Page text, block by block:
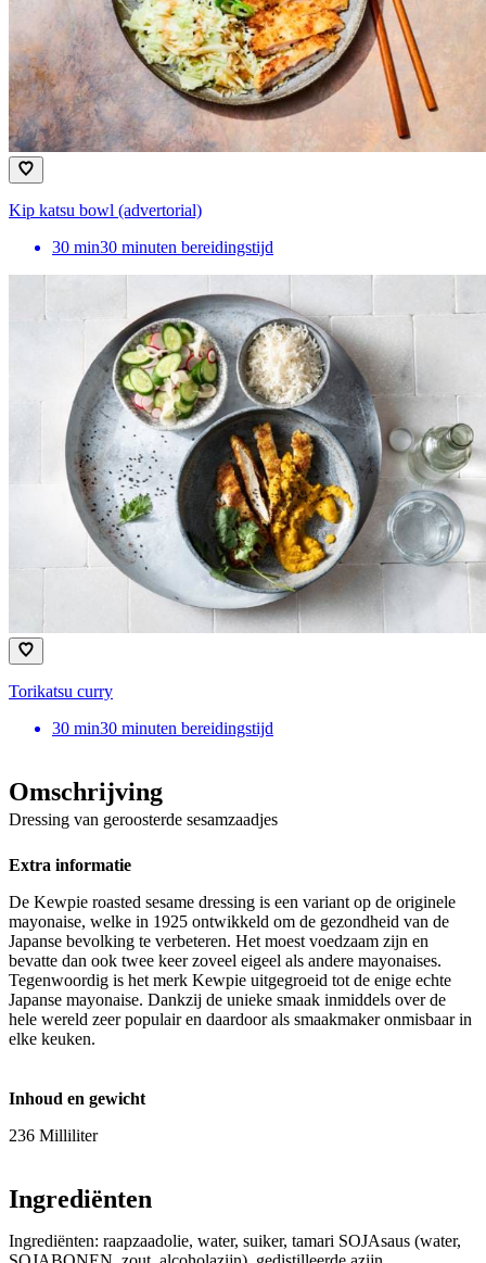
Kip katsu bowl (advertorial)
30 min30 minuten bereidingstijd
Torikatsu curry
30 min30 minuten bereidingstijd
Omschrijving
Dressing van geroosterde sesamzaadjes
Extra informatie
De Kewpie roasted sesame dressing is een variant op de originele
mayonaise, welke in 1925 ontwikkeld om de gezondheid van de
Japanse bevolking te verbeteren. Het moest voedzaam zijn en
bevatte dan ook twee keer zoveel eigeel als andere mayonaises.
Tegenwoordig is het merk Kewpie uitgegroeid tot de enige echte
Japanse mayonaise. Dankzij de unieke smaak inmiddels over de
hele wereld zeer populair en daardoor als smaakmaker onmisbaar in
elke keuken.
Inhoud en gewicht
236 Milliliter
Ingrediënten
Ingrediënten: raapzaadolie, water, suiker, tamari SOJAsaus (water,